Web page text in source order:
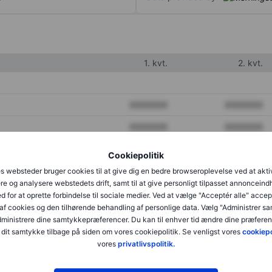
Cookiepolitik
websteder bruger cookies til at give dig en bedre browseroplevelse ved at
og analysere webstedets drift, samt til at give personligt tilpasset
for at oprette forbindelse til sociale medier. Ved at vælge "Acceptér alle"
cookies og den tilhørende behandling af personlige data. Vælg "Administrer
dine samtykkepræferencer. Du kan til enhver tid ændre dine
samtykke tilbage på siden om vores cookiepolitik. Se venligst vores
vores privatlivspolitik.
1. kvt. 2. kvt.
XXXXXXX XXXXXXX
XXXXXXX